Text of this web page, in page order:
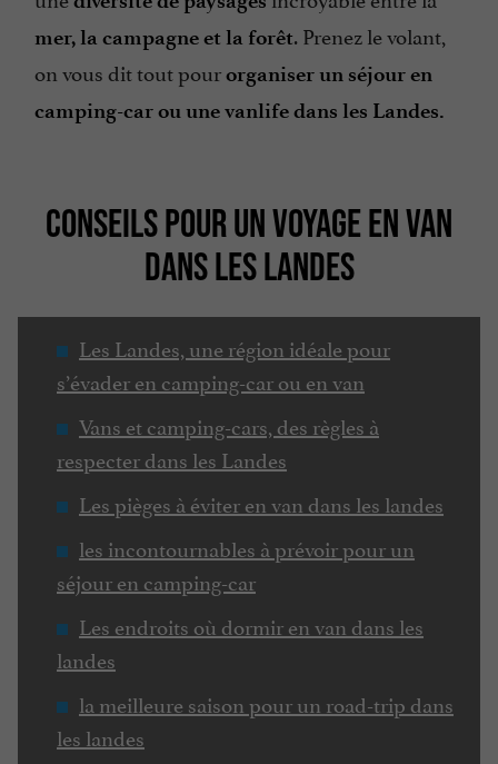
mer, la campagne et la forêt. Prenez le volant,
on vous dit tout pourorganiser un séjour en
camping-car ou une vanlife dans les Landes.
CONSEILS POUR UN VOYAGE EN VAN
DANS LES LANDES
Les Landes, une région idéale pour
s’évader en camping-car ou en van
Vans et camping-cars, des règles à
respecter dans les Landes
Les pièges à éviter en van dans les landes
les incontournables à prévoir pour un
séjour en camping-car
Les endroits où dormir en van dans les
landes
la meilleure saison pour un road-trip dans
les landes